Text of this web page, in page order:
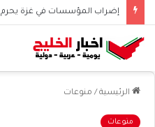
إضراب المؤسسات في غزة يحرم 45 ألف موظف من الرواتب
الرئيسية / منوعات
منوعات